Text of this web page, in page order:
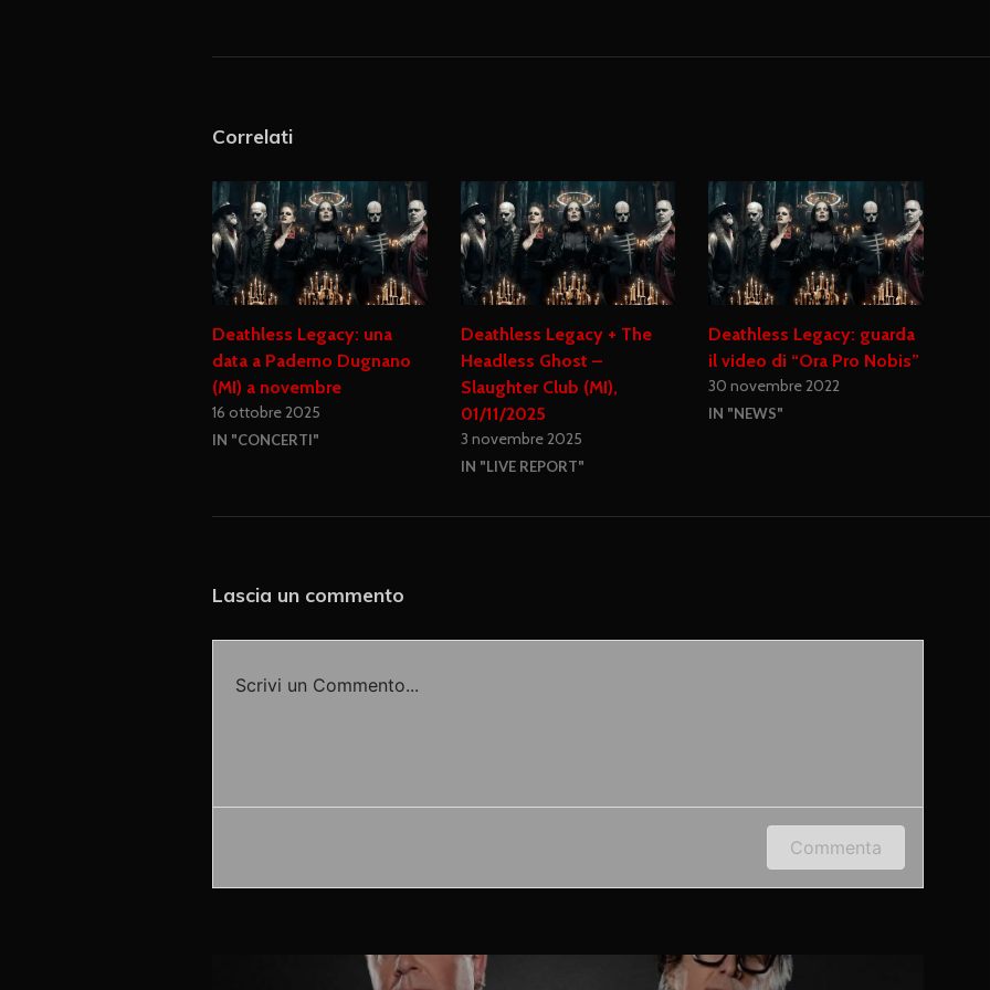
Correlati
Deathless Legacy: una
data a Paderno Dugnano
(MI) a novembre
16 ottobre 2025
IN "CONCERTI"
Deathless Legacy + The
Headless Ghost –
Slaughter Club (MI),
01/11/2025
3 novembre 2025
IN "LIVE REPORT"
Deathless Legacy: guarda
il video di “Ora Pro Nobis”
30 novembre 2022
IN "NEWS"
Lascia un commento
Scrivi un Commento...
Accedi o fornisci il tuo nome o indirizzo e-mail per lasciare un commento.
Commenta